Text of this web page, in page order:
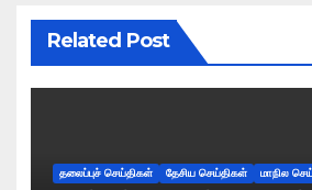
Related Post
தலைப்புச் செய்திகள் தேசிய செய்திகள் மாநில